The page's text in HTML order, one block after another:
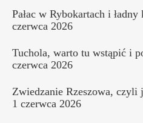
Pałac w Rybokartach i ładny
czerwca 2026
Tuchola, warto tu wstąpić i
czerwca 2026
Zwiedzanie Rzeszowa, czyli
1 czerwca 2026